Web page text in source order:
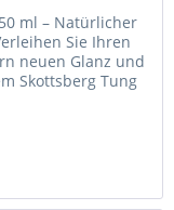
ml – Natürlicher
Sie Ihren
neuen Glanz und
Skottsberg Tung